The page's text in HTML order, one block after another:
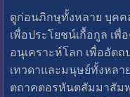
ดูก่อนภิกษุทั้งหลาย บุคค
เพื่อประโยชน์เกื้อกูล เ
อนุเคราะห์โลก เพื่ออัต
เทวดาและมนุษย์ทั้งหลา
ตถาคตอรหันตสัมมาสัม